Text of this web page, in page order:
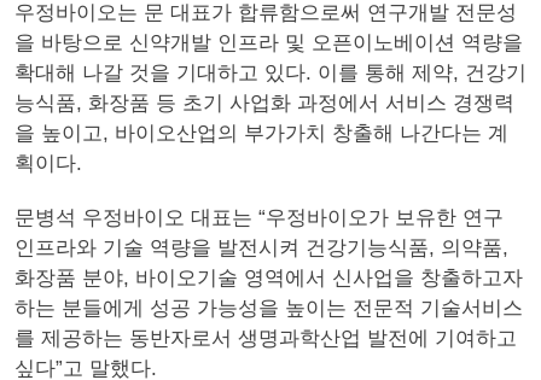
우정바이오는 문 대표가 합류함으로써 연구개발 전문성
을 바탕으로 신약개발 인프라 및 오픈이노베이션 역량을
확대해 나갈 것을 기대하고 있다. 이를 통해 제약, 건강기
능식품, 화장품 등 초기 사업화 과정에서 서비스 경쟁력
을 높이고, 바이오산업의 부가가치 창출해 나간다는 계
획이다.
문병석 우정바이오 대표는 “우정바이오가 보유한 연구
인프라와 기술 역량을 발전시켜 건강기능식품, 의약품,
화장품 분야, 바이오기술 영역에서 신사업을 창출하고자
하는 분들에게 성공 가능성을 높이는 전문적 기술서비스
를 제공하는 동반자로서 생명과학산업 발전에 기여하고
싶다”고 말했다.